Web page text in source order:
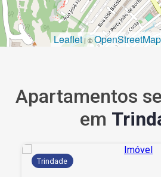
Leaflet| ©OpenStreetMap
Apartamentos
em
Trindade